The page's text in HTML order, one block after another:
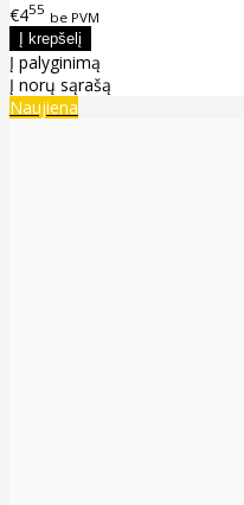
€455 be PVM
Į palyginimą
Į norų sąrašą
Naujiena